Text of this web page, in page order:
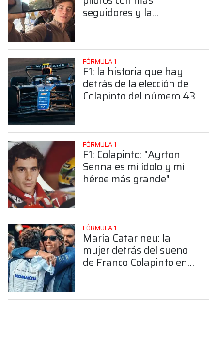
seguidores y la
FÓRMULA 1
F1: la historia que hay
detrás de la elección de
Colapinto del número 43
FÓRMULA 1
F1: Colapinto: "Ayrton
Senna es mi ídolo y mi
héroe más grande"
FÓRMULA 1
María Catarineu: la
mujer detrás del sueño
de Franco Colapinto en